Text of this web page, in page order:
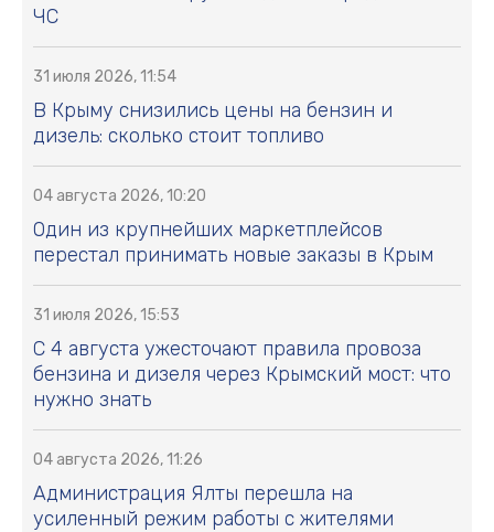
ЧС
31 июля 2026, 11:54
В Крыму снизились цены на бензин и
дизель: сколько стоит топливо
04 августа 2026, 10:20
Один из крупнейших маркетплейсов
перестал принимать новые заказы в Крым
31 июля 2026, 15:53
С 4 августа ужесточают правила провоза
бензина и дизеля через Крымский мост: что
нужно знать
04 августа 2026, 11:26
Администрация Ялты перешла на
усиленный режим работы с жителями